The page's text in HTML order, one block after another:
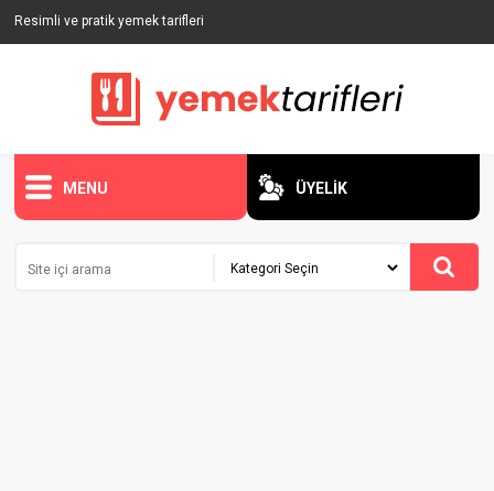
Resimli ve pratik yemek tarifleri
MENU ÜYELİK